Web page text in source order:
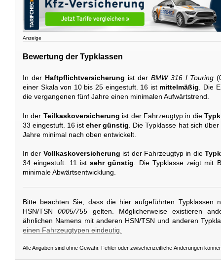
Anzeige
Bewertung der Typklassen
In der Haftpflichtversicherung ist der BMW 316 I Touring
einer Skala von 10 bis 25 eingestuft. 16 ist mittelmäßig . Die
die vergangenen fünf Jahre einen minimalen Aufwärtstrend.
In der Teilkaskoversicherung ist der Fahrzeugtyp in die
33 eingestuft. 16 isteher günstig . Die Typklasse hat sich
Jahre minimal nach oben entwickelt.
In der Vollkaskoversicherung ist der Fahrzeugtyp in die
34 eingestuft. 11 ist sehr günstig. Die Typklasse zeigt mit
minimale Abwärtsentwicklung.
Bitte beachten Sie, dass die hier aufgeführten Typklassen
HSN/TSN0005/755 gelten. Möglicherweise existieren
ähnlichen Namens mit anderen HSN/TSN und anderen
einen Fahrzeugtypen eindeutig.
Alle Angaben sind ohne Gewähr. Fehler oder zwischenzeitliche Änderungen